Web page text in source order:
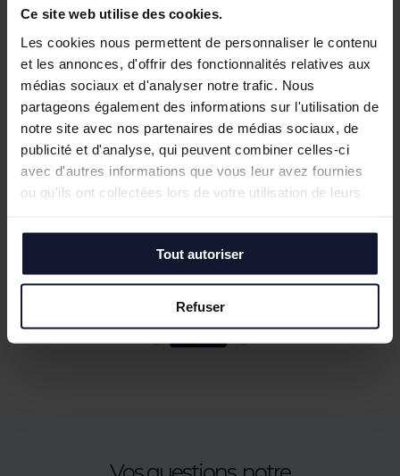
Ce site web utilise des cookies.
Les cookies nous permettent de personnaliser le contenu
et les annonces, d'offrir des fonctionnalités relatives aux
médias sociaux et d'analyser notre trafic. Nous
partageons également des informations sur l'utilisation de
notre site avec nos partenaires de médias sociaux, de
publicité et d'analyse, qui peuvent combiner celles-ci
avec d'autres informations que vous leur avez fournies
ou qu'ils ont collectées lors de votre utilisation de leurs
Tout autoriser
Refuser
LILLE
Location
LILLE
Vente